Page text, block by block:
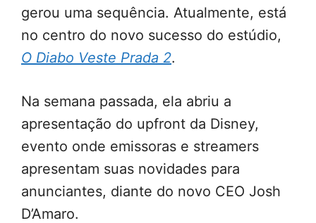
gerou uma sequência. Atualmente, está
no centro do novo sucesso do estúdio,
O Diabo Veste Prada 2.
Na semana passada, ela abriu a
apresentação do upfront da Disney,
evento onde emissoras e streamers
apresentam suas novidades para
anunciantes, diante do novo CEO Josh
D’Amaro.